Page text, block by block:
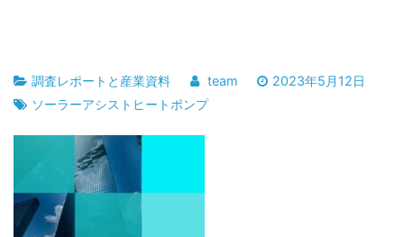
調査レポートと産業資料 team
2023年5月12日
ソーラーアシストヒートポンプ